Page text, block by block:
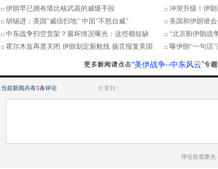
伊朗早已拥有堪比核武器的威慑手段
冲突升级！伊
胡锡进：美国“威信扫地” 中国“不怒自威”
美国和伊朗谁
中东战争扫空货架？最坏情况曝光：这些都短缺
“北京盼伊朗战
霍尔木兹再度关闭 伊朗划定新航线 扬言报复美国
曝伊朗“一句话
“美伊战争--中东风云”
当前新闻共有3条评论 分享到：
评论前需要先